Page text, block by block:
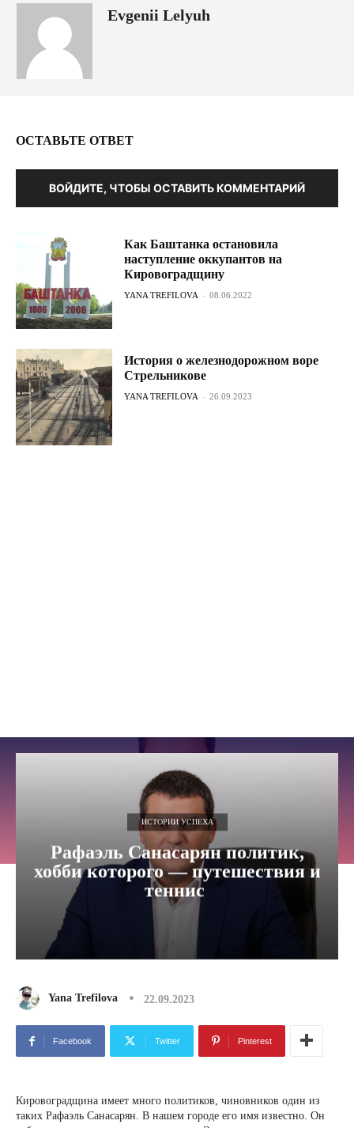
Evgenii Lelyuh
ОСТАВЬТЕ ОТВЕТ
ВОЙДИТЕ, ЧТОБЫ ОСТАВИТЬ КОММЕНТАРИЙ
Как Баштанка остановила
наступление оккупантов на
Кировоградщину
YANA TREFILOVA - 08.06.2022
История о железнодорожном воре
Стрельникове
YANA TREFILOVA - 26.09.2023